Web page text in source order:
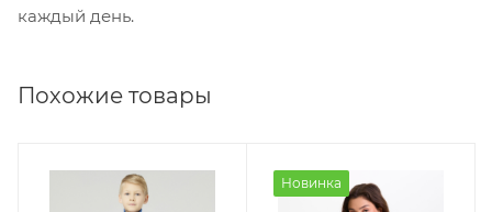
каждый день.
Похожие товары
Новинка